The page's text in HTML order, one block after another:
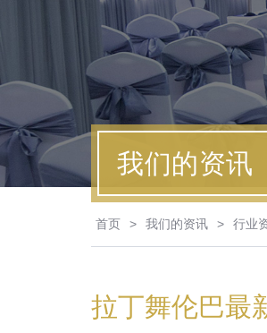
我们的资讯
首页 > 我们的资讯 > 行业
拉丁舞伦巴最